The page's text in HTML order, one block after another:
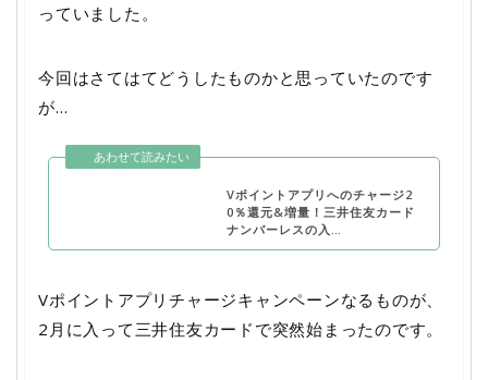
っていました。
今回はさてはてどうしたものかと思っていたのです
が…
Vポイントアプリへのチャージ2
0％還元&増量！三井住友カード
ナンバーレスの入…
Vポイントアプリチャージキャンペーンなるものが、
2月に入って三井住友カードで突然始まったのです。